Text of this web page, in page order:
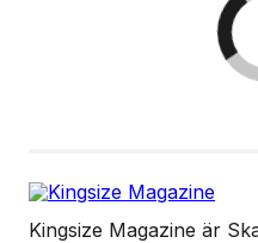
Kingsize Magazine är